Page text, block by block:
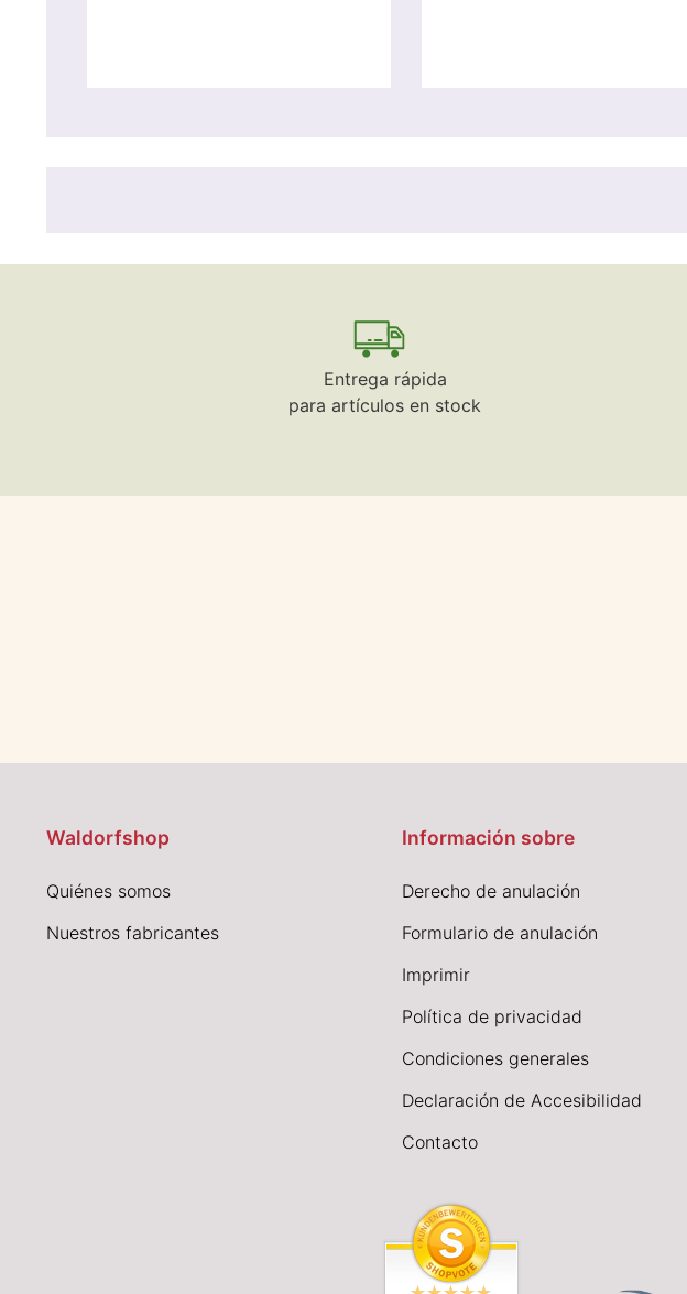
Entrega rápida
para artículos en stock
Waldorfshop
Quiénes somos
Nuestros fabricantes
Información sobre
Derecho de anulación
Formulario de anulación
Imprimir
Política de privacidad
Condiciones generales
Declaración de Accesibilidad
Contacto